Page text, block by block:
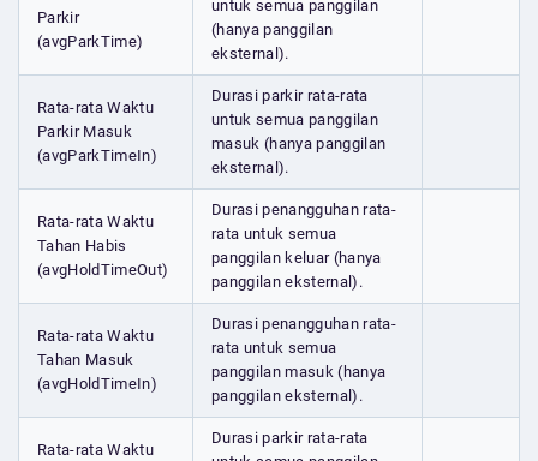
Parkir
(avgParkTime)
untuk semua panggilan
(hanya panggilan
eksternal).
Rata-rata Waktu
Parkir Masuk
(avgParkTimeIn)
Durasi parkir rata-rata
untuk semua panggilan
masuk (hanya panggilan
eksternal).
Rata-rata Waktu
Tahan Habis
(avgHoldTimeOut)
Durasi penangguhan rata-
rata untuk semua
panggilan keluar (hanya
panggilan eksternal).
Rata-rata Waktu
Tahan Masuk
(avgHoldTimeIn)
Durasi penangguhan rata-
rata untuk semua
panggilan masuk (hanya
panggilan eksternal).
Rata-rata Waktu
Durasi parkir rata-rata